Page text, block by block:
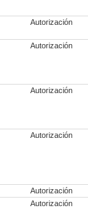
Autorización
Autorización
Autorización
Autorización
Autorización
Autorización